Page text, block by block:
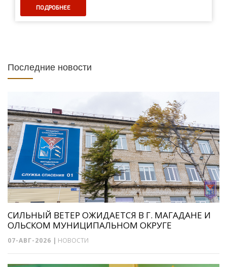
ПОДРОБНЕЕ
Последние новости
СИЛЬНЫЙ ВЕТЕР ОЖИДАЕТСЯ В Г. МАГАДАНЕ И
ОЛЬСКОМ МУНИЦИПАЛЬНОМ ОКРУГЕ
07-АВГ-2026 | НОВОСТИ